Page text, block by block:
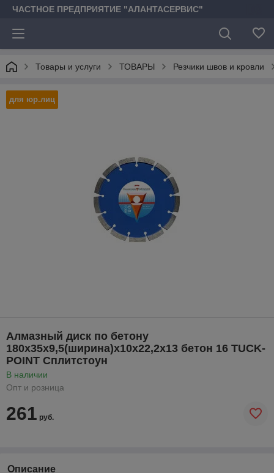
ЧАСТНОЕ ПРЕДПРИЯТИЕ "АЛАНТАСЕРВИС"
Товары и услуги ТОВАРЫ Резчики швов и кровли
для юр.лиц
Алмазный диск по бетону
180х35х9,5(ширина)х10х22,2х13 бетон 16 TUCK-
POINT Сплитстоун
В наличии
Опт и розница
261 руб.
Описание